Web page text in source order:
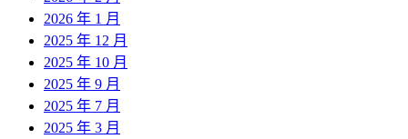
2026 年 1 月
2025 年 12 月
2025 年 10 月
2025 年 9 月
2025 年 7 月
2025 年 3 月